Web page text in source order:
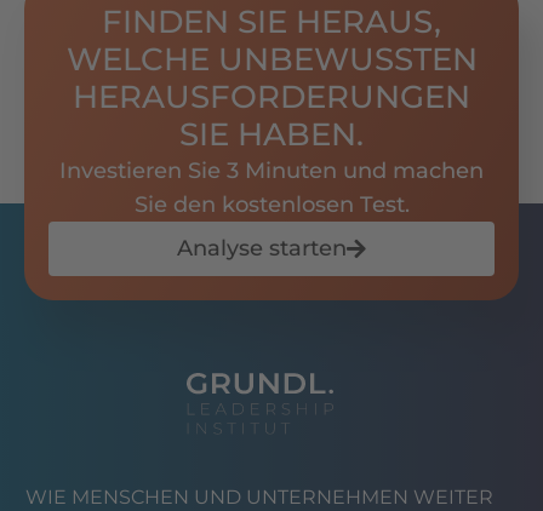
FINDEN SIE HERAUS,
WELCHE UNBEWUSSTEN
HERAUSFORDERUNGEN
SIE HABEN.
Investieren Sie 3 Minuten und machen
Sie den kostenlosen Test.
Analyse starten
WIE MENSCHEN UND UNTERNEHMEN WEITER